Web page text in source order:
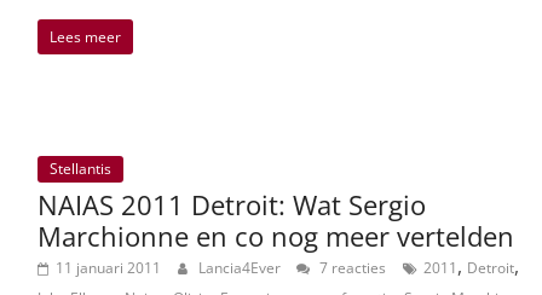
Lees meer
Stellantis
NAIAS 2011 Detroit: Wat Sergio
Marchionne en co nog meer vertelden
11 januari 2011 Lancia4Ever 7 reacties 2011, Detroit,